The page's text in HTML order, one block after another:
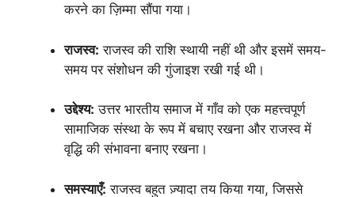
करने का ज़िम्मा सौंपा गया।
राजस्व: राजस्व की राशि स्थायी नहीं थी और इसमें समय-
समय पर संशोधन की गुंजाइश रखी गई थी।
उद्देश्य: उत्तर भारतीय समाज में गाँव को एक महत्त्वपूर्ण
सामाजिक संस्था के रूप में बचाए रखना और राजस्व में
वृद्धि की संभावना बनाए रखना।
समस्याएँ: राजस्व बहुत ज़्यादा तय किया गया, जिससे